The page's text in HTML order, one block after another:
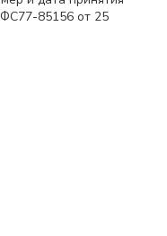
85156 от 25